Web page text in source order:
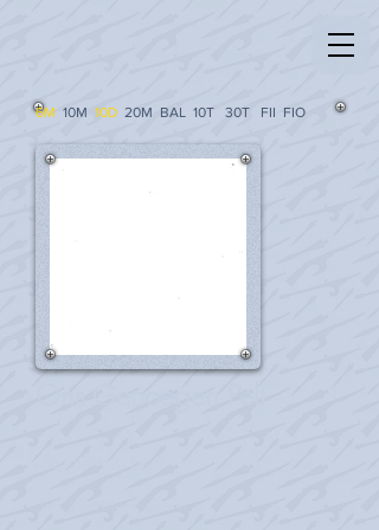
6M 10M 10D 20M BAL 10T 30T FII FIO